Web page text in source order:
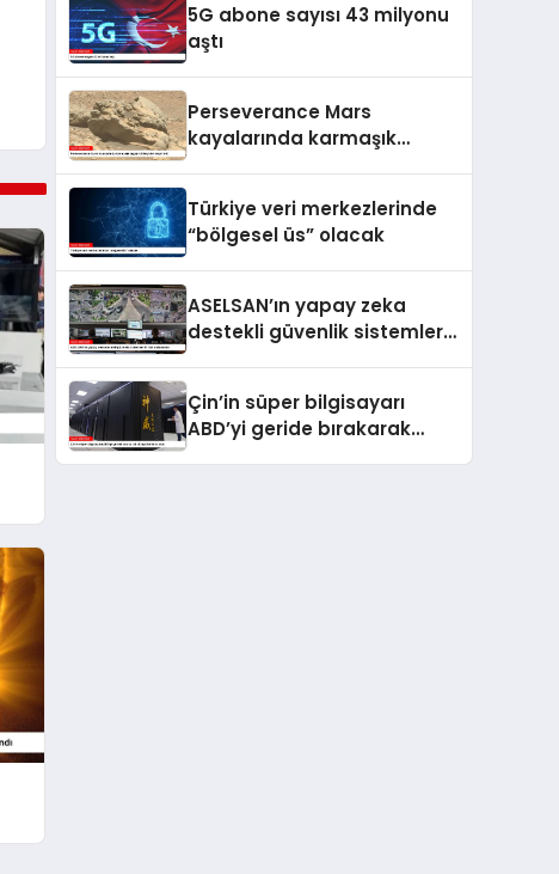
5G abone sayısı 43 milyonu
aştı
Perseverance Mars
kayalarında karmaşık
Türkiye veri merkezlerinde
“bölgesel üs” olacak
ASELSAN’ın yapay zeka
destekli güvenlik sistemleri
Çin’in süper bilgisayarı
ABD’yi geride bırakarak